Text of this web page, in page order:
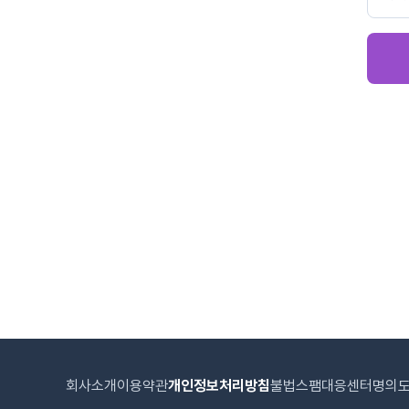
회사소개 이용약관개인정보처리방침불법스팸대응센터 명의